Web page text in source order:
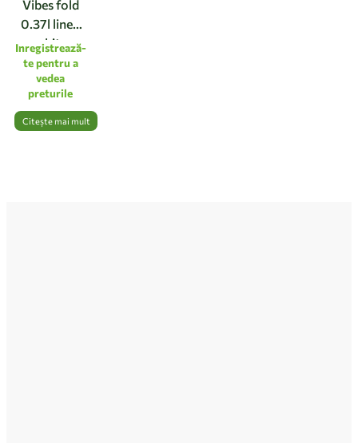
Vibes fold
0.37l linen
white
Inregistrează-
te pentru a
vedea
preturile
Citește mai mult